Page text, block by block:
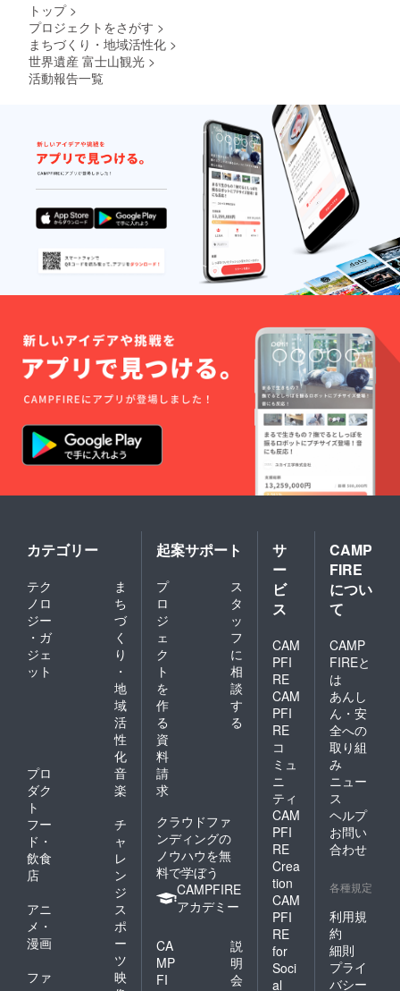
トップ >
プロジェクトをさがす >
まちづくり・地域活性化 >
世界遺産 富士山観光 >
活動報告一覧
カテゴリー
テク
ノロ
ジー
・ガ
ジェ
ット
ま
ち
づ
く
り
・
地
域
活
性
化
プロ
ダク
ト
音
楽
フー
ド・
飲食
店
チ
ャ
レ
ン
ジ
アニ
メ・
漫画
ス
ポ
ー
ツ
ファ
映
起案サポート
プ
ロ
ジ
ェ
ク
ト
を
作
る
ス
タ
ッ
フ
に
相
談
す
る
資
料
請
求
クラウドファ
ンディングの
ノウハウを無
料で学ぼう
CAMPFIRE
アカデミー
CA
MP
FI
説
明
会
サ
ー
ビ
ス
CAM
PFI
RE
CAM
PFI
RE
コ
ミュ
ニ
ティ
CAM
PFI
RE
Crea
tion
CAM
PFI
RE
for
Soci
al
CAMP
FIRE
につい
て
CAMP
FIREと
は
あんし
ん・安
全への
取り組
み
ニュー
ス
ヘルプ
お問い
合わせ
各種規定
利用規
約
細則
プライ
バシー